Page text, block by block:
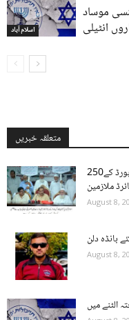
اسلام آباد
موساد
متعلقہ خبریں
اسلام آباد (ٹی این ایس) پاکستان اسپورٹس بورڈ کے250
August 8,
August 8,